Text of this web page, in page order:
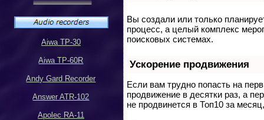
Aiwa TP-30
Aiwa TP-60R
Andy Gard Recorder
Answer ATR-102
Apolec RA-11
Вы создали или только
процесс, а целый комплекс
поисковых системах.
Ускорение продвижения
Если вам трудно попасть на
продвижение в десятки раз, а
не продвинется в Топ10 за